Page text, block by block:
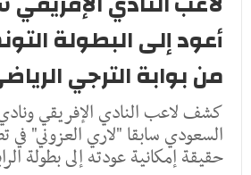
أعود إلى البطولة
من بوابة الترجي
كشف لاعب النادي الإفريقي
السعودي سابقا "لاري العزوني"
حقيقة إمكانية عودته إلى بطولة